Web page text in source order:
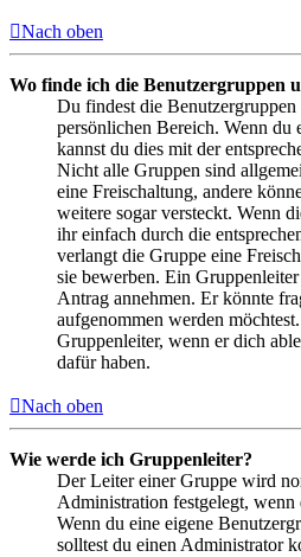
Nach oben
Wo finde ich die Benutzergruppen
Du findest die
persönlichen Bereich. Wenn du
kannst du dies mit der
Nicht alle Gruppen sind
eine Freischaltung, andere
weitere sogar versteckt. Wenn
ihr einfach durch die
verlangt die Gruppe eine
sie bewerben. Ein
Antrag annehmen. Er könnte
aufgenommen werden
Gruppenleiter, wenn er dich
dafür haben.
Nach oben
Wie werde ich Gruppenleiter?
Der Leiter einer Gruppe wird
Administration festgelegt,
Wenn du eine eigene
solltest du einen Administrator